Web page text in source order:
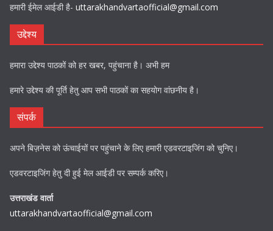
हमारी ईमेल आईडी है- uttarakhandvartaofficial@gmail.com
उद्देश्य
हमारा उद्देश्य पाठकों को हर खबर, पहुंचाना है। अभी हम
हमारे उद्देश्य की पूर्ति हेतु आप सभी पाठकों का सहयोग वांछनीय है।
संपर्क
अपने बिज़नेस को ऊंचाईयों पर पहुंचाने के लिए हमारी एडवरटाइजिंग को चुनिए।
एडवरटाइजिंग हेतु दी हुई मेल आईडी पर सम्पर्क करिए।
उत्तराखंड वार्ता
uttarakhandvartaofficial@gmail.com